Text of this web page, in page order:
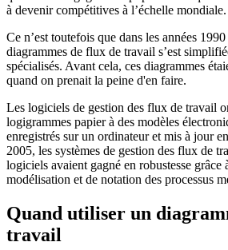
à devenir compétitives à l’échelle mondiale.
Ce n’est toutefois que dans les années
diagrammes de flux de travail s’est
spécialisés. Avant cela, ces diagrammes
quand on prenait la peine d'en faire.
Les logiciels de gestion des flux de travail
logigrammes papier à des modèles
enregistrés sur un ordinateur et mis à jour
2005, les systèmes de gestion des flux de
logiciels avaient gagné en robustesse grâce
modélisation et de notation des processus
Quand utiliser un
travail